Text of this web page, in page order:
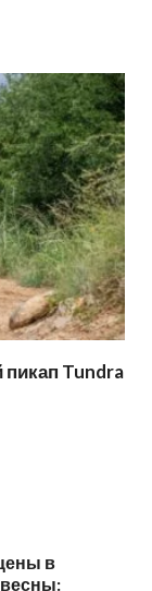
Tundra
в